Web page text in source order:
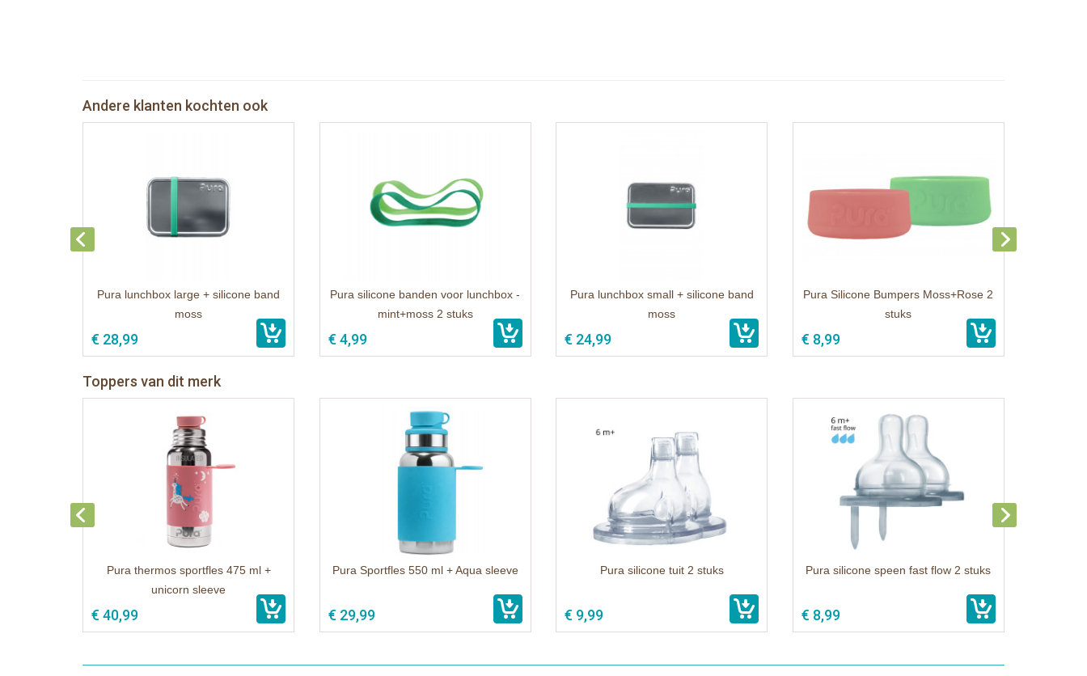
Andere klanten kochten ook
Pura lunchbox large + silicone band
moss
€ 28,99
Pura silicone banden voor lunchbox -
mint+moss 2 stuks
€ 4,99
Pura lunchbox small + silicone band
moss
€ 24,99
Pura Silicone Bumpers Moss+Rose 2
stuks
€ 8,99
Toppers van dit merk
Pura thermos sportfles 475 ml +
unicorn sleeve
€ 40,99
Pura Sportfles 550 ml + Aqua sleeve
€ 29,99
Pura silicone tuit 2 stuks
€ 9,99
Pura silicone speen fast flow 2 stuks
€ 8,99